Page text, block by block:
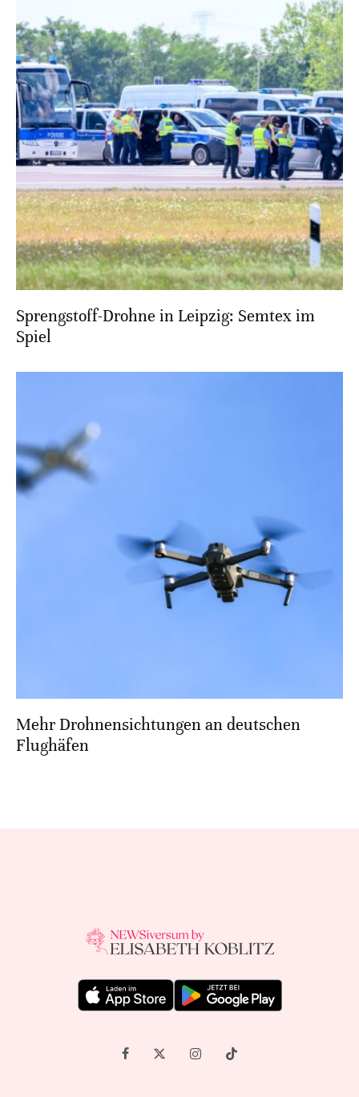
Sprengstoff-Drohne in Leipzig: Semtex im
Spiel
Mehr Drohnensichtungen an deutschen
Flughäfen